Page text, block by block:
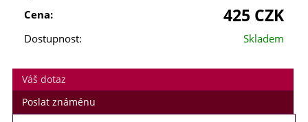
Cena:
425 CZK
Dostupnost: Skladem
Váš dotaz
Poslat známénu